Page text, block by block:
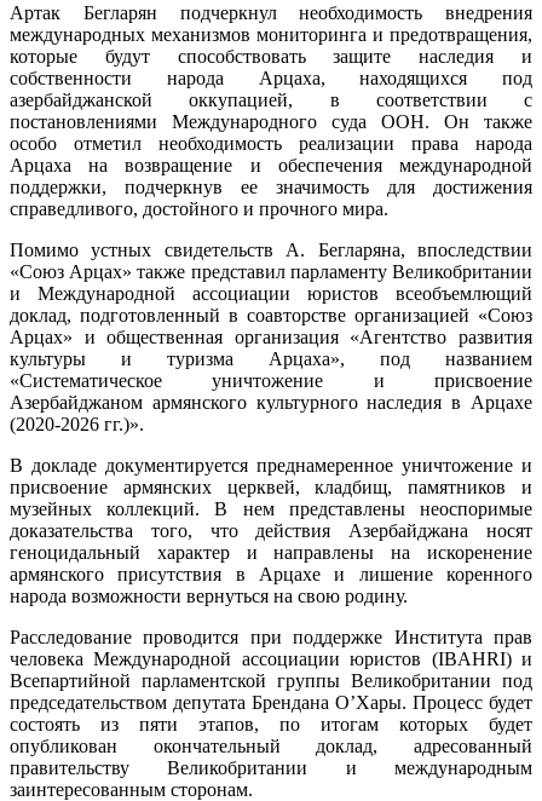
Артак Бегларян подчеркнул необходимость внедрения
международных механизмов мониторинга и предотвращения,
которые будут способствовать защите наследия и
собственности народа Арцаха, находящихся под
азербайджанской оккупацией, в соответствии с
постановлениями Международного суда ООН. Он также
особо отметил необходимость реализации права народа
Арцаха на возвращение и обеспечения международной
поддержки, подчеркнув ее значимость для достижения
справедливого, достойного и прочного мира.
Помимо устных свидетельств А. Бегларяна, впоследствии
«Союз Арцах» также представил парламенту Великобритании
и Международной ассоциации юристов всеобъемлющий
доклад, подготовленный в соавторстве организацией «Союз
Арцах» и общественная организация «Агентство развития
культуры и туризма Арцаха», под названием
«Систематическое уничтожение и присвоение
Азербайджаном армянского культурного наследия в Арцахе
(2020-2026 гг.)».
В докладе документируется преднамеренное уничтожение и
присвоение армянских церквей, кладбищ, памятников и
музейных коллекций. В нем представлены неоспоримые
доказательства того, что действия Азербайджана носят
геноцидальный характер и направлены на искоренение
армянского присутствия в Арцахе и лишение коренного
народа возможности вернуться на свою родину.
Расследование проводится при поддержке Института прав
человека Международной ассоциации юристов (IBAHRI) и
Всепартийной парламентской группы Великобритании под
председательством депутата Брендана О’Хары. Процесс будет
состоять из пяти этапов, по итогам которых будет
опубликован окончательный доклад, адресованный
правительству Великобритании и международным
заинтересованным сторонам.